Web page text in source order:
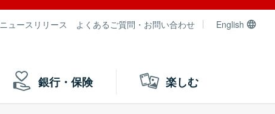
ニュースリリース よくあるご質問・お問い合わせ English
銀行・保険 楽しむ